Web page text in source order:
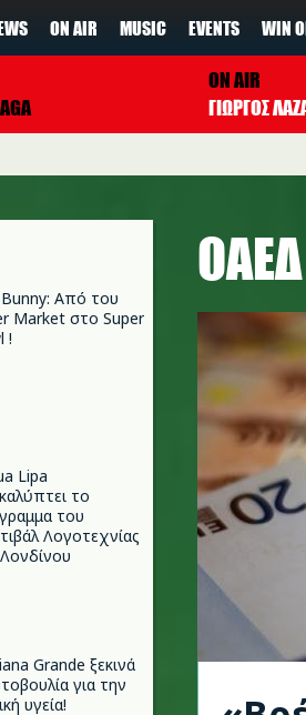
ON AIR MUSIC EVENTS WIN
ON AIR
ΓΙΩΡΓΟΣ
Από του
Market στο Super
!
Lipa
το
του
Λογοτεχνίας
Grande ξεκινά
για την
υγεία!
ΟΑΕΔ